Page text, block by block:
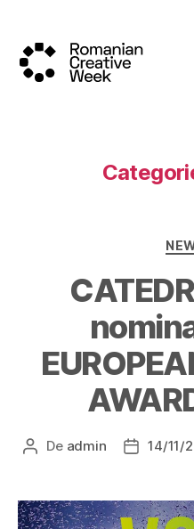
De admin 14/11/